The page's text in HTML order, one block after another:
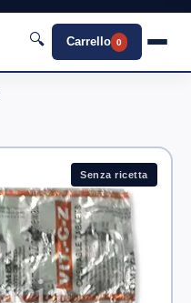
🔍 Carrello 0
Senza ricetta